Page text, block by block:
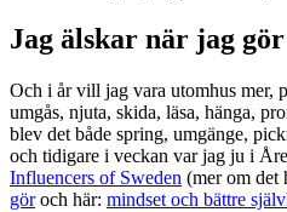
Jag älskar när jag
Och i år vill jag vara utomhus mer,
umgås, njuta, skida, läsa, hänga,
blev det både spring, umgänge,
och tidigare i veckan var jag ju i
Influencers of Sweden (mer om det
göroch här: mindset och bättre